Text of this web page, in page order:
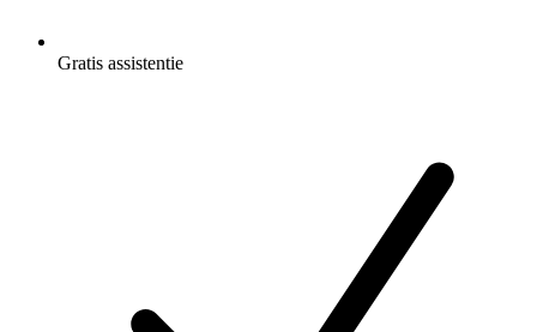
Gratis assistentie